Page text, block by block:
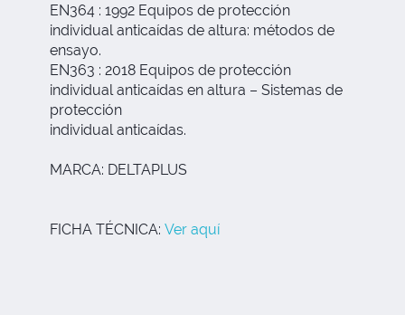
EN364 : 1992 Equipos de protección
individual anticaídas de altura: métodos de
ensayo.
EN363 : 2018 Equipos de protección
individual anticaídas en altura – Sistemas de
protección
individual anticaídas.
MARCA: DELTAPLUS
FICHA TÉCNICA: Ver aquí